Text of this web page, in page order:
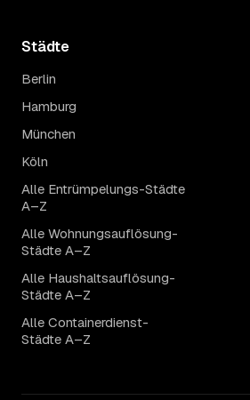
Städte
Berlin
Hamburg
München
Köln
Alle Entrümpelungs-Städte
A–Z
Alle Wohnungsauflösung-
Städte A–Z
Alle Haushaltsauflösung-
Städte A–Z
Alle Containerdienst-
Städte A–Z